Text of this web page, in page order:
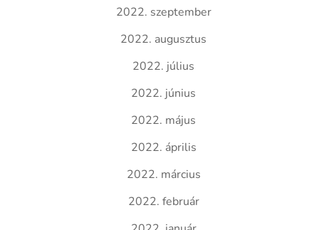
2022. szeptember
2022. augusztus
2022. július
2022. június
2022. május
2022. április
2022. március
2022. február